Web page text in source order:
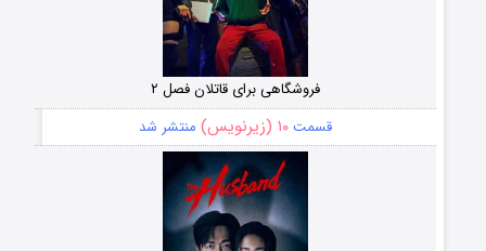
فروشگاهی برای قاتلان فصل ۲
قسمت۱۰ (زیرنویس) منتشر شد